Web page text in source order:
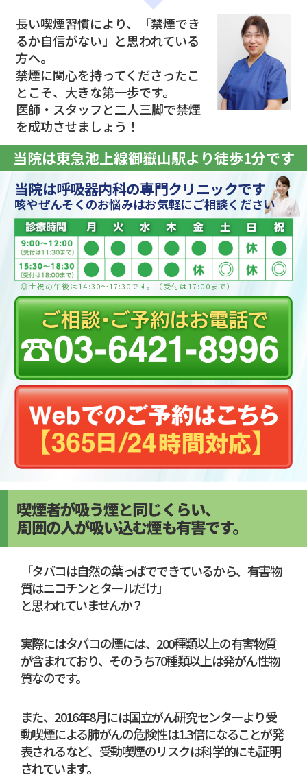
長い喫煙習慣により、「禁煙でき
るか自信がない」と思われている
方へ。
禁煙に関心を持ってくださったこ
とこそ、大きな第一歩です。
医師・スタッフと二人三脚で禁煙
を成功させましょう！
当院は東急池上線御嶽山駅より徒歩1分です
当院は呼吸器内科の専門クリニックです
咳やぜんそくのお悩みはお気軽にご相談ください
◎土祝の午後は14:30〜17:30です。（受付は17:00まで）
喫煙者が吸う煙と同じくらい、
周囲の人が吸い込む煙も有害です。
「タバコは自然の葉っぱでできているから、有害物
質はニコチンとタールだけ」
と思われていませんか？
実際にはタバコの煙には、200種類以上の有害物質
が含まれており、そのうち70種類以上は発がん性物
質なのです。
また、2016年8月には国立がん研究センターより受
動喫煙による肺がんの危険性は1.3倍になることが発
表されるなど、受動喫煙のリスクは科学的にも証明
されています。